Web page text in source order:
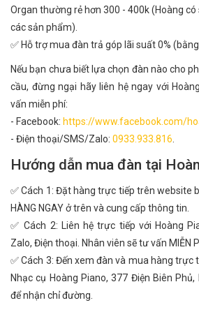
Organ thường rẻ hơn 300 - 400k (Hoàng
các sản phẩm).
✅ Hỗ trợ mua đàn trả góp lãi suất 0%
Nếu bạn chưa biết lựa chọn đàn nào cho
cầu, đừng ngại hãy liên hệ ngay với
vấn miễn phí:
- Facebook: https://www.facebook.com/
- Điện thoại/SMS/Zalo: 0933.933.816
Hướng dẫn mua đàn tại
✅ Cách 1: Đặt hàng trực tiếp trên website
HÀNG NGAY ở trên và cung cấp thông tin.
✅ Cách 2: Liên hệ trực tiếp với Hoàng
Zalo, Điện thoại. Nhân viên sẽ tư vấn MIỄN
✅ Cách 3: Đến xem đàn và mua hàng trực
Nhạc cụ Hoàng Piano, 377 Điện Biên Phủ,
để nhận chỉ đường.